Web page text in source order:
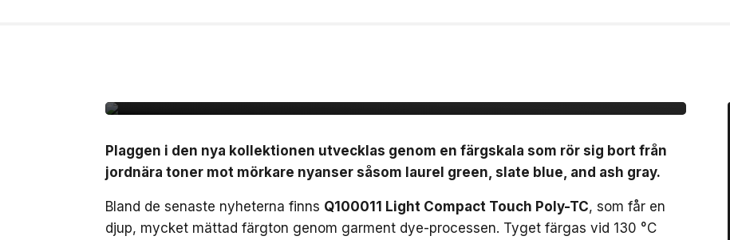
Plaggen i den nya kollektionen utvecklas genom en färgskala som rör sig bort från
jordnära toner mot mörkare nyanser såsom laurel green, slate blue, and ash gray.
Bland de senaste nyheterna finns Q100011 Light Compact Touch Poly-TC, som får en
djup, mycket mättad färgton genom garment dye-processen. Tyget färgas vid 130 °C